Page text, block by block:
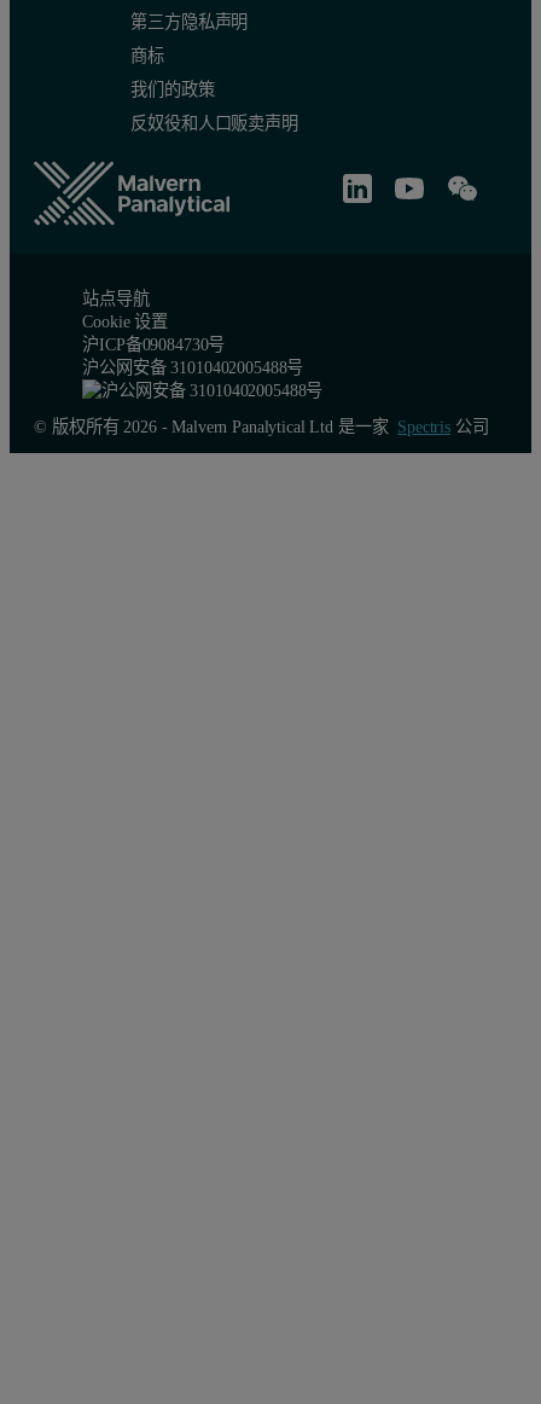
第三方隐私声明
商标
我们的政策
反奴役和人口贩卖声明
站点导航
Cookie 设置
沪ICP备09084730号
沪公网安备 31010402005488号
© 版权所有 2026 - Malvern Panalytical Ltd 是一家 Spectris公司